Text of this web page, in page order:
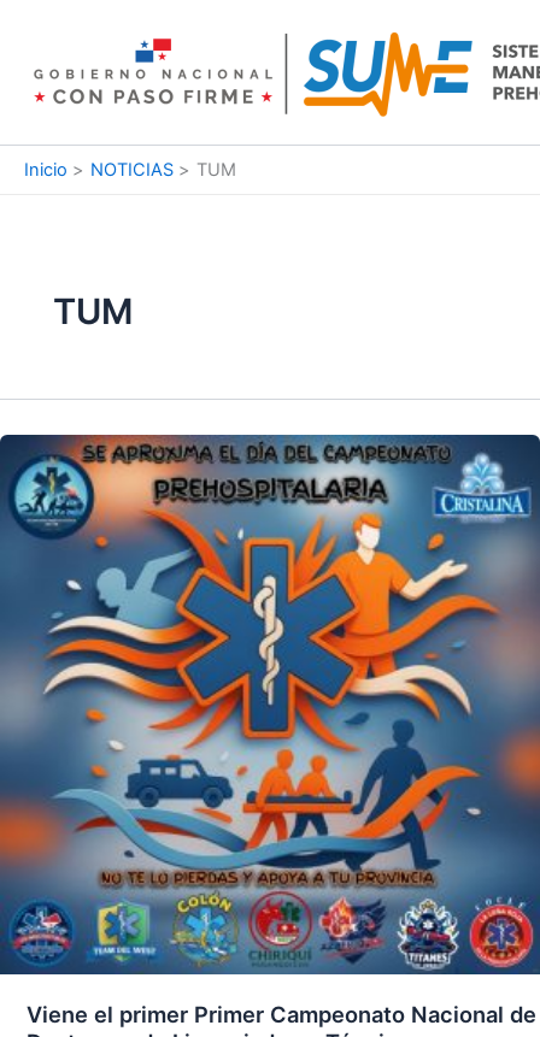
contenido
Inicio NOTICIAS TUM
TUM
Viene el primer Primer Campeonato Nacional de